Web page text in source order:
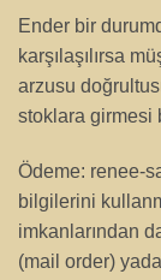
Ender bir
karşılaşılırsa
arzusu
stoklara girmesi
Ödeme: renee-
bilgilerini
imkanlarından
(mail order)